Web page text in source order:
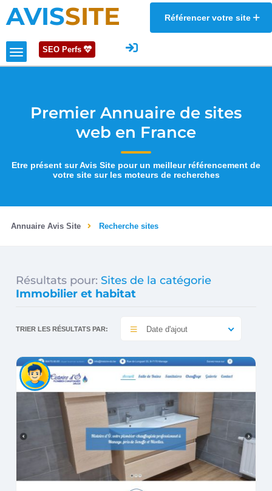
AVISSITE Référencer votre site
SEO Perfs
Premier Annuaire de sites
web en France
Etre présent sur Avis Site pour un meilleur référencement de
votre site sur les moteurs de recherches
Annuaire Avis Site Recherche sites
Résultats pour: Sites de la catégorie
Immobilier et habitat
TRIER LES RÉSULTATS PAR: Date d'ajout